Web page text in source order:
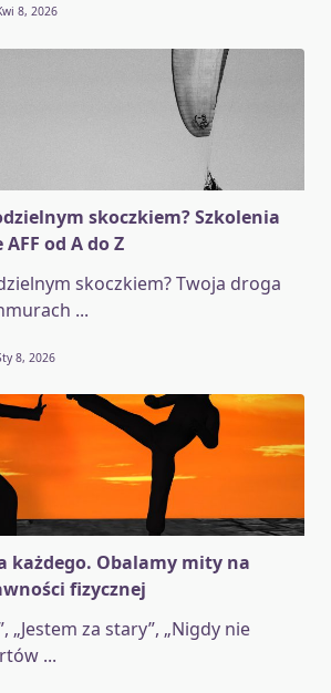
8, 2026
skoczkiem? Szkolenia
od A do Z
skoczkiem? Twoja droga
...
8, 2026
każdego. Obalamy mity na
fizycznej
„Jestem za stary”, „Nigdy nie
...